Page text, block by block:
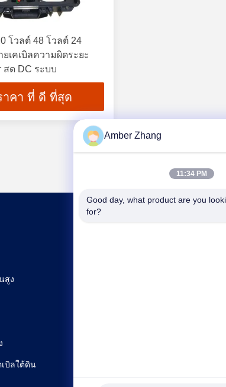
โวลต์ 48 โวลต์ 24
เคเบิลความผิดระยะ
สด DC ระบบ
าคา ที่ ดี ที่สุด
สูง
เบิลใต้ดิน
Amber Zhang
11:34 PM
Good day, what product are you
for?